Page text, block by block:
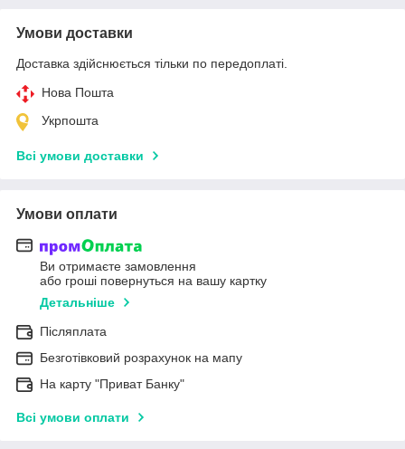
Умови доставки
Доставка здійснюється тільки по передоплаті.
Нова Пошта
Укрпошта
Всі умови доставки
Умови оплати
Ви отримаєте замовлення
або гроші повернуться на вашу картку
Детальніше
Післяплата
Безготівковий розрахунок на мапу
На карту "Приват Банку"
Всі умови оплати